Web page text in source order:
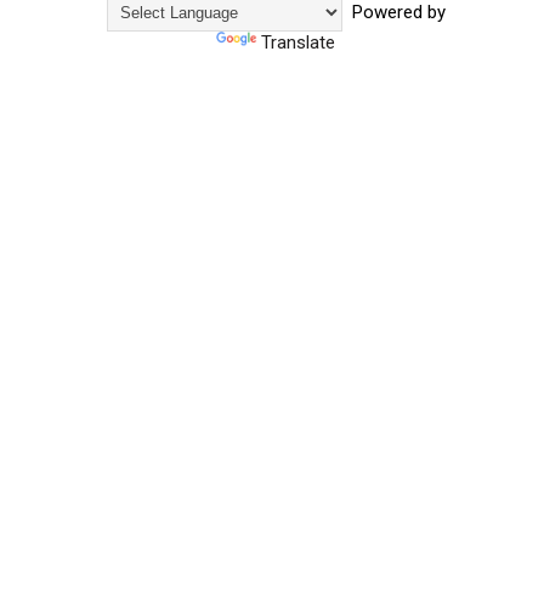
Powered by
Translate